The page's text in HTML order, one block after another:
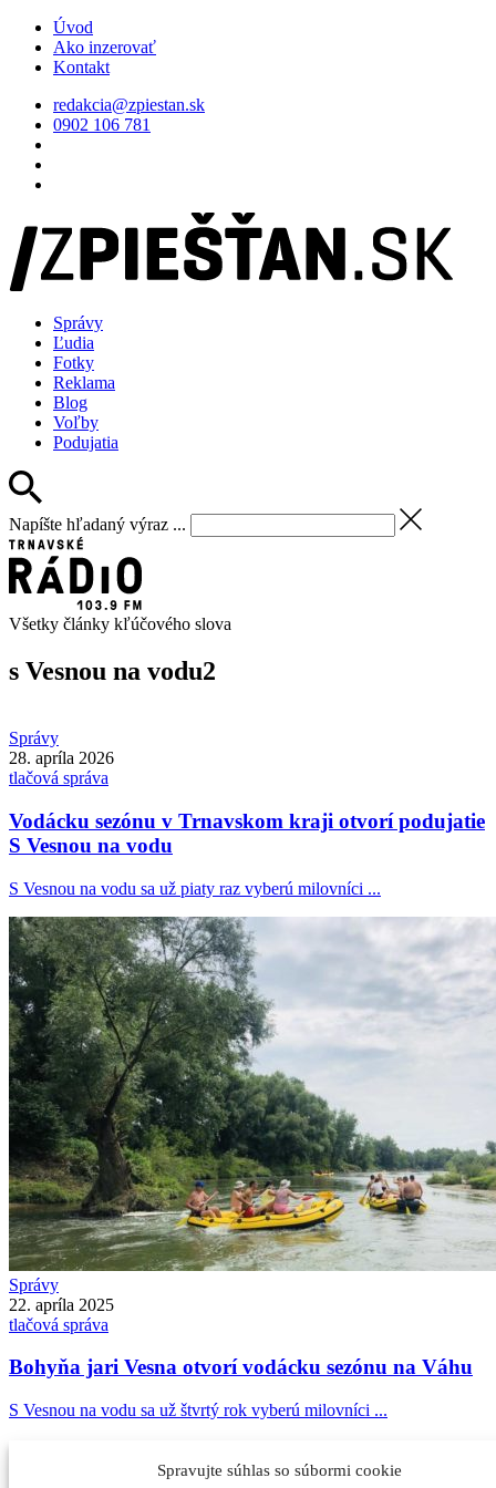
Spravujte súhlas so súbormi cookie
Úvod
Ako inzerovať
Kontakt
redakcia@zpiestan.sk
0902 106 781
Správy
Ľudia
Fotky
Reklama
Blog
Voľby
Podujatia
Napíšte hľadaný výraz ...
Všetky články kľúčového slova
s Vesnou na vodu2
Správy
28. apríla 2026
tlačová správa
Vodácku sezónu v Trnavskom kraji otvorí podujatie
S Vesnou na vodu
S Vesnou na vodu sa už piaty raz vyberú milovníci ...
Správy
22. apríla 2025
tlačová správa
Bohyňa jari Vesna otvorí vodácku sezónu na Váhu
S Vesnou na vodu sa už štvrtý rok vyberú milovníci ...